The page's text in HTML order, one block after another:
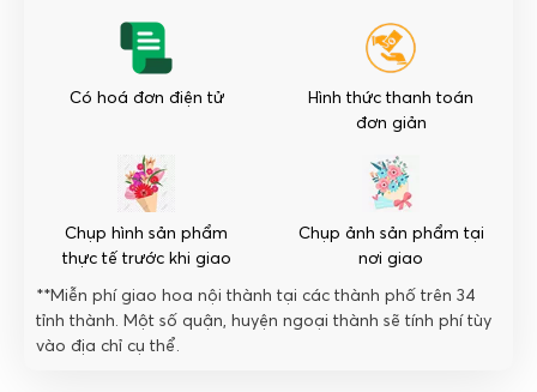
Có hoá đơn điện tử
Hình thức thanh toán
đơn giản
Chụp hình sản phẩm
thực tế trước khi giao
Chụp ảnh sản phẩm tại
nơi giao
**Miễn phí giao hoa nội thành tại các thành phố trên 34
tỉnh thành. Một số quận, huyện ngoại thành sẽ tính phí tùy
vào địa chỉ cụ thể.